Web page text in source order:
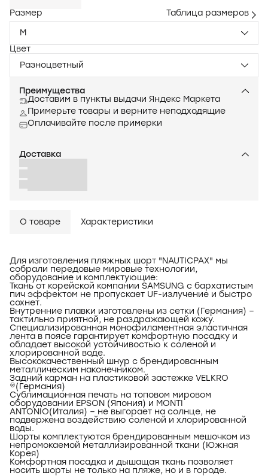
Размер
Таблица размеров
M
Цвет
Разноцветный
Преимущества
Доставим в пункты выдачи Яндекс Маркета
Примерьте товары и верните неподходящие
Оплачивайте после примерки
Доставка
О товаре Характеристики
Для изготовления пляжных шорт "NAUTICPAX" мы
собрали передовые мировые технологии,
оборудование и комплектующие:
Ткань от корейской компании SAMSUNG с бархатистым
пич эффектом не пропускает UF-излучение и быстро
сохнет.
Внутренние плавки изготовлены из сетки (Германия) –
тактильно приятной, не раздражающей кожу.
Специализированная монофиламентная эластичная
лента в поясе гарантирует комфортную посадку и
обладает высокой устойчивостью к соленой и
хлорированной воде.
Высококачественный шнур с брендированным
металлическим наконечником.
Задний карман на пластиковой застежке VELKRO
®(Германия)
Сублимационная печать на топовом мировом
оборудовании EPSON (Япония) и MONTI
ANTONIO(Италия) – не выгорает на солнце, не
подвержена воздействию соленой и хлорированной
воды.
Шорты комплектуются брендированным мешочком из
непромокаемой металлизированной ткани (Южная
Корея)
Комфортная посадка и дышащая ткань позволяет
носить шорты не только на пляже, но и в городе.